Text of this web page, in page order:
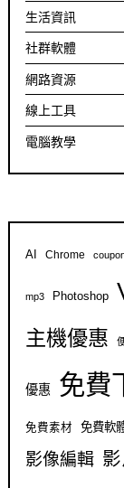
生活資訊
社群軟體
網路資源
線上工具
電腦教學
AI Chrome
mp3 Photoshop
主機優惠
優惠 免費
免費素材 免費軟
影像編輯